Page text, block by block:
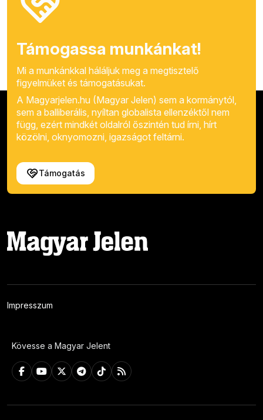
Támogassa munkánkat!
Mi a munkánkkal háláljuk meg a megtisztelő
figyelmüket és támogatásukat.
A Magyarjelen.hu (Magyar Jelen) sem a kormánytól,
sem a balliberális, nyíltan globalista ellenzéktől nem
függ, ezért mindkét oldalról őszintén tud írni, hírt
közölni, oknyomozni, igazságot feltárni.
Támogatás
Impresszum
Kövesse a Magyar Jelent